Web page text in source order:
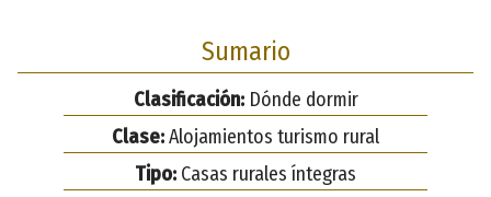
Sumario
Clasificación:Dónde dormir
Clase:Alojamientos turismo rural
Tipo: Casas rurales íntegras